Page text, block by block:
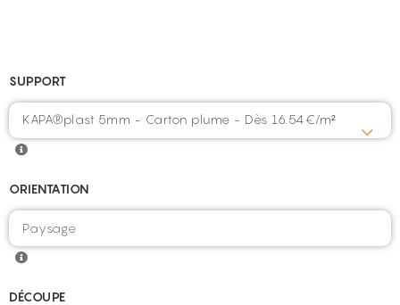
SUPPORT
KAPA®plast 5mm - Carton plume - Dès 16.54€/m²
ORIENTATION
DÉCOUPE